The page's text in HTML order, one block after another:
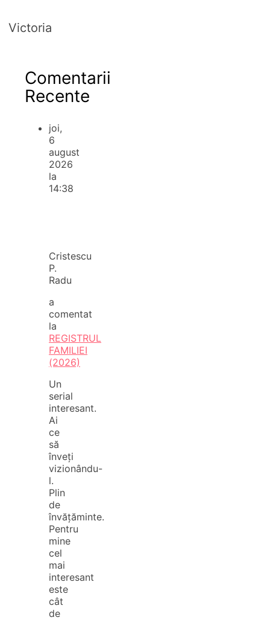
Victoria
Comentarii
Recente
joi,
6
august
2026
la
14:38
Cristescu
P.
Radu
a
comentat
la
REGISTRUL
FAMILIEI
(2026)
Un
serial
interesant.
Ai
ce
să
înveți
vizionându-
l.
Plin
de
învățăminte.
Pentru
mine
cel
mai
interesant
este
cât
de